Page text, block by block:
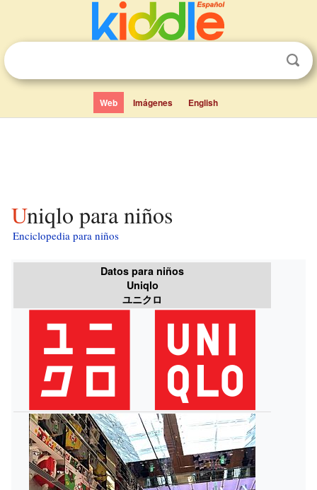
Web Imágenes English
Uniqlo para niños
Enciclopedia para niños
Datos para niños
Uniqlo
ユニクロ